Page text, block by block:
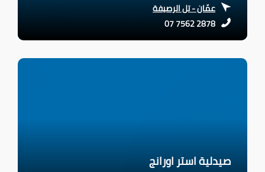
عمّان - تل الرصيفة
07 7562 2878
صيدلية استر اورانج